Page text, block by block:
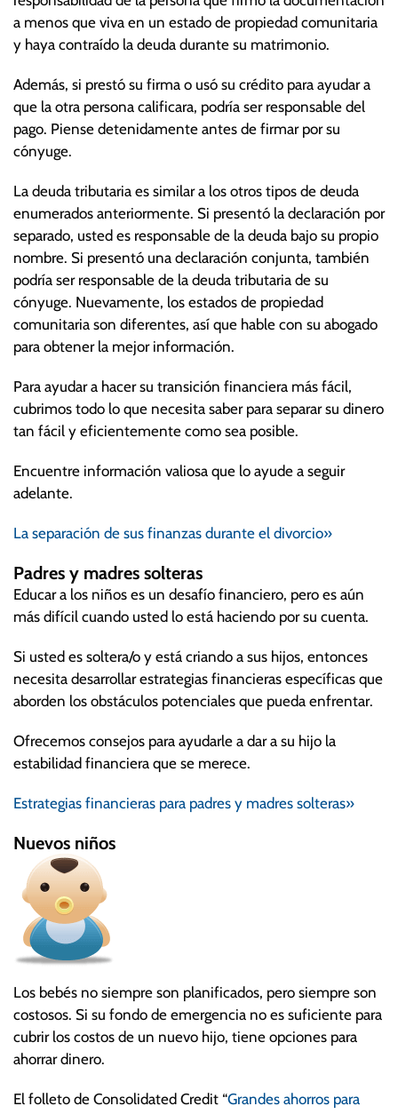
a menos que viva en un estado de propiedad comunitaria
y haya contraído la deuda durante su matrimonio.
Además, si prestó su firma o usó su crédito para ayudar a
que la otra persona calificara, podría ser responsable del
pago. Piense detenidamente antes de firmar por su
cónyuge.
La deuda tributaria es similar a los otros tipos de deuda
enumerados anteriormente. Si presentó la declaración por
separado, usted es responsable de la deuda bajo su propio
nombre. Si presentó una declaración conjunta, también
podría ser responsable de la deuda tributaria de su
cónyuge. Nuevamente, los estados de propiedad
comunitaria son diferentes, así que hable con su abogado
para obtener la mejor información.
Para ayudar a hacer su transición financiera más fácil,
cubrimos todo lo que necesita saber para separar su dinero
tan fácil y eficientemente como sea posible.
Encuentre información valiosa que lo ayude a seguir
adelante.
La separación de sus finanzas durante el divorcio»
Padres y madres solteras
Educar a los niños es un desafío financiero, pero es aún
más difícil cuando usted lo está haciendo por su cuenta.
Si usted es soltera/o y está criando a sus hijos, entonces
necesita desarrollar estrategias financieras específicas que
aborden los obstáculos potenciales que pueda enfrentar.
Ofrecemos consejos para ayudarle a dar a su hijo la
estabilidad financiera que se merece.
Estrategias financieras para padres y madres solteras»
Nuevos niños
Los bebés no siempre son planificados, pero siempre son
costosos. Si su fondo de emergencia no es suficiente para
cubrir los costos de un nuevo hijo, tiene opciones para
ahorrar dinero.
El folleto de Consolidated Credit “Grandes ahorros para